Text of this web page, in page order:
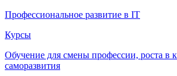
Профессиональное развитие в IT
Курсы
Обучение для смены профессии, роста в
саморазвития